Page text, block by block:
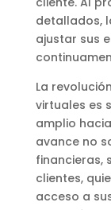
detallados,
ajustar sus
La
virtuales es
amplio
avance no
financieras,
clientes,
acceso a